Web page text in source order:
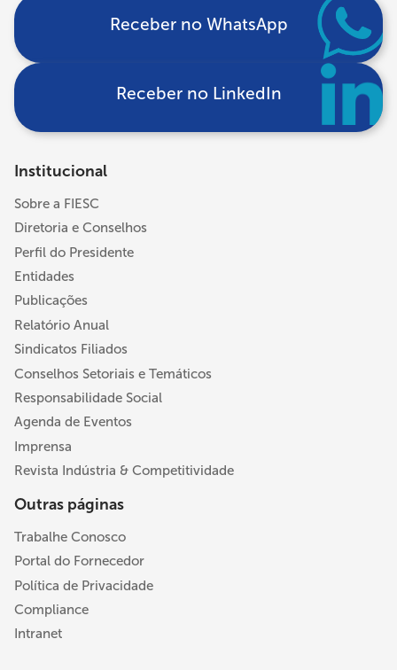
Receber no WhatsApp
Receber no LinkedIn
Institucional
Sobre a FIESC
Diretoria e Conselhos
Perfil do Presidente
Entidades
Publicações
Relatório Anual
Sindicatos Filiados
Conselhos Setoriais e Temáticos
Responsabilidade Social
Agenda de Eventos
Imprensa
Revista Indústria & Competitividade
Outras páginas
Trabalhe Conosco
Portal do Fornecedor
Política de Privacidade
Compliance
Intranet